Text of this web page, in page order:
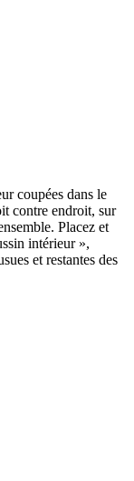
coupées dans le
contre endroit, sur
Placez et
intérieur »,
et restantes des